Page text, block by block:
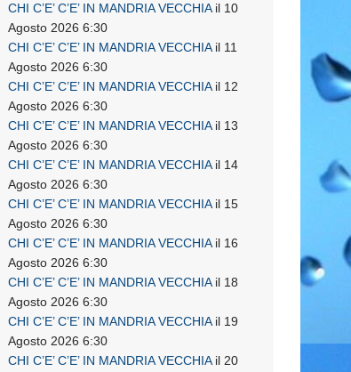
CHI C’E’ C’E’ IN MANDRIA VECCHIAil 10
Agosto 2026 6:30
CHI C’E’ C’E’ IN MANDRIA VECCHIAil 11
Agosto 2026 6:30
CHI C’E’ C’E’ IN MANDRIA VECCHIAil 12
Agosto 2026 6:30
CHI C’E’ C’E’ IN MANDRIA VECCHIAil 13
Agosto 2026 6:30
CHI C’E’ C’E’ IN MANDRIA VECCHIAil 14
Agosto 2026 6:30
CHI C’E’ C’E’ IN MANDRIA VECCHIAil 15
Agosto 2026 6:30
CHI C’E’ C’E’ IN MANDRIA VECCHIAil 16
Agosto 2026 6:30
CHI C’E’ C’E’ IN MANDRIA VECCHIAil 18
Agosto 2026 6:30
CHI C’E’ C’E’ IN MANDRIA VECCHIAil 19
Agosto 2026 6:30
CHI C’E’ C’E’ IN MANDRIA VECCHIAil 20